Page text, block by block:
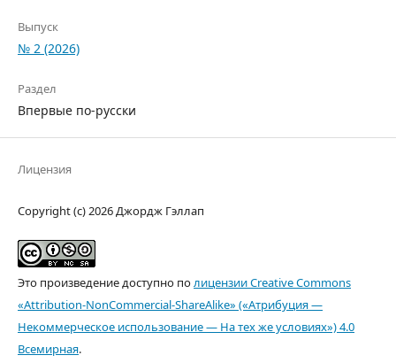
Выпуск
№ 2 (2026)
Раздел
Впервые по-русски
Лицензия
Copyright (c) 2026 Джордж Гэллап
Это произведение доступно полицензии Creative Commons
«Attribution-NonCommercial-ShareAlike» («Атрибуция —
Некоммерческое использование — На тех же условиях») 4.0
Всемирная.